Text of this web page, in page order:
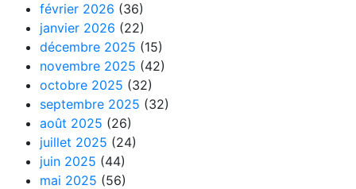
février 2026 (36)
janvier 2026 (22)
décembre 2025 (15)
novembre 2025 (42)
octobre 2025 (32)
septembre 2025 (32)
août 2025 (26)
juillet 2025 (24)
juin 2025 (44)
mai 2025 (56)